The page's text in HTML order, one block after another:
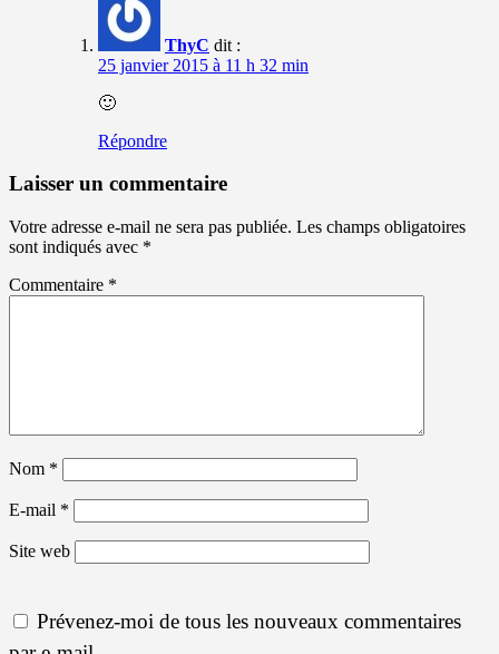
ThyC dit :
25 janvier 2015 à 11 h 32 min
🙂
Répondre
Laisser un commentaire
Votre adresse e-mail ne sera pas publiée. Les champs obligatoires
sont indiqués avec *
Commentaire *
Nom *
E-mail *
Site web
Prévenez-moi de tous les nouveaux commentaires